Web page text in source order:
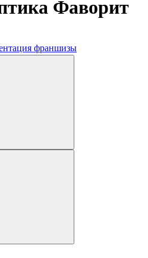
Фаворит
франшизы